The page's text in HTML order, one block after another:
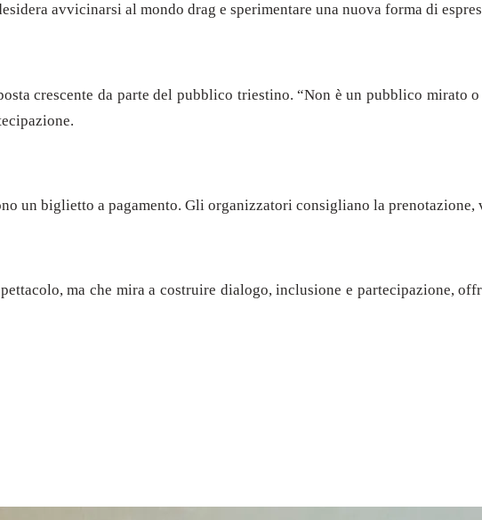
avvicinarsi al mondo drag e sperimentare una nuova forma di
crescente da parte del pubblico triestino. “Non è un pubblico mirato
un biglietto a pagamento. Gli organizzatori consigliano la prenotazione,
ma che mira a costruire dialogo, inclusione e partecipazione,